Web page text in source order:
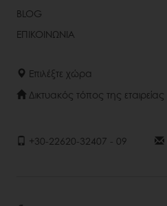
BLOG
ΕΠΙΚΟΙΝΩΝΙΑ
Επιλέξτε χώρα
Δικτυακός τόπος της εταιρείας
+30-22620-32407 - 09